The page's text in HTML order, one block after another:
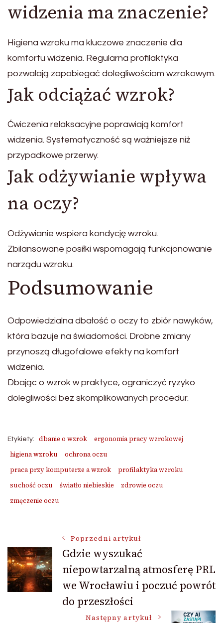
widzenia ma znaczenie?
Higiena wzroku ma kluczowe znaczenie dla
komfortu widzenia. Regularna profilaktyka
pozwalają zapobiegać dolegliwościom wzrokowym.
Jak odciążać wzrok?
Ćwiczenia relaksacyjne poprawiają komfort
widzenia. Systematyczność są ważniejsze niż
przypadkowe przerwy.
Jak odżywianie wpływa
na oczy?
Odżywianie wspiera kondycję wzroku.
Zbilansowane posiłki wspomagają funkcjonowanie
narządu wzroku.
Podsumowanie
Odpowiedzialna dbałość o oczy to zbiór nawyków,
która bazuje na świadomości. Drobne zmiany
przynoszą długofalowe efekty na komfort
widzenia.
Dbając o wzrok w praktyce, ograniczyć ryzyko
dolegliwości bez skomplikowanych procedur.
Etykiety: dbanie o wzrok
ergonomia pracy wzrokowej
higiena wzroku
ochrona oczu
praca przy komputerze a wzrok
profilaktyka wzroku
suchość oczu
światło niebieskie
zdrowie oczu
zmęczenie oczu
Nawigacja
wpisu
Poprzedni artykuł
Gdzie wyszukać
niepowtarzalną atmosferę PRL
we Wrocławiu i poczuć powrót
do przeszłości
Następny artykuł